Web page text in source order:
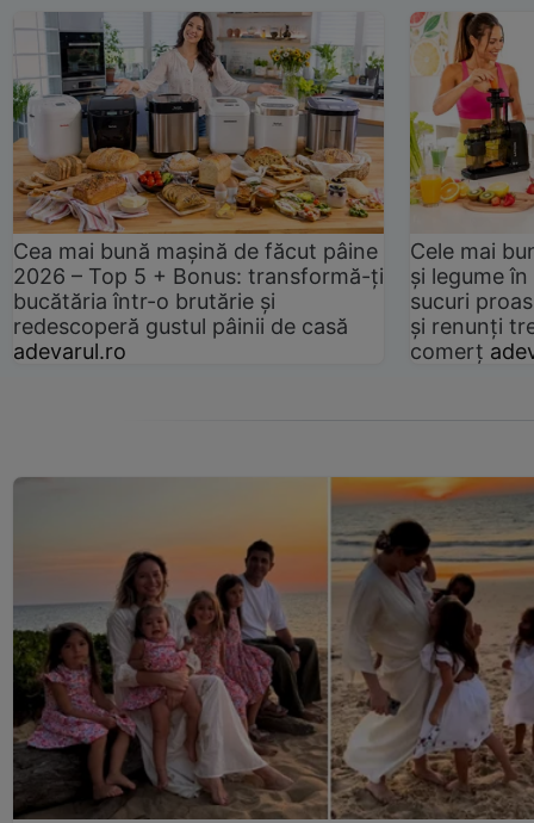
Cea mai bună mașină de făcut pâine
2026 – Top 5 + Bonus: transformă-ți
bucătăria într-o brutărie și
redescoperă gustul pâinii de casă
adevarul.ro
Cele mai
și legume
sucuri
și renunți
comerț